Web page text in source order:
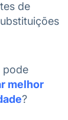
de
pode
melhor
?